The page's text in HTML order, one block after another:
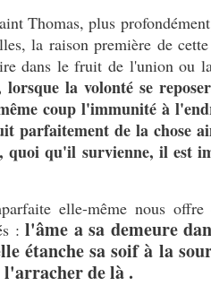
Thomas, plus
la raison première de
dans le fruit de l'union ou
la volonté se
coup l'immunité à
parfaitement de la chose
quoi qu'il survienne, il est
elle-même nous offre
: l'âme a sa demeure
étanche sa soif à la
l'arracher de là .